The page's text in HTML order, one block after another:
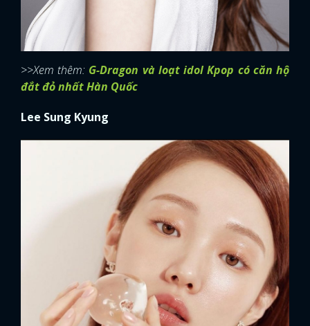
>>Xem thêm: G-Dragon và loạt idol Kpop có căn hộ
đắt đỏ nhất Hàn Quốc
Lee Sung Kyung